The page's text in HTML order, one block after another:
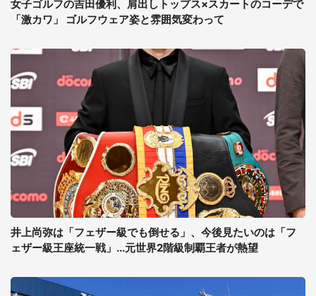
女子ゴルフの吉田優利、肩出しトップス×スカートのコーデで
「激カワ」 ゴルフウェア姿と雰囲気変わって
井上尚弥は「フェザー級でも倒せる」、今後見たいのは「フ
ェザー級王座統一戦」...元世界2階級制覇王者が熱望